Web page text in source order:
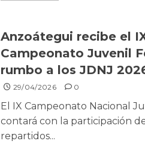
Anzoátegui recibe el
Campeonato Juvenil
rumbo a los JDNJ
29/04/2026 0
El IX Campeonato Nacional
contará con la participación
repartidos...